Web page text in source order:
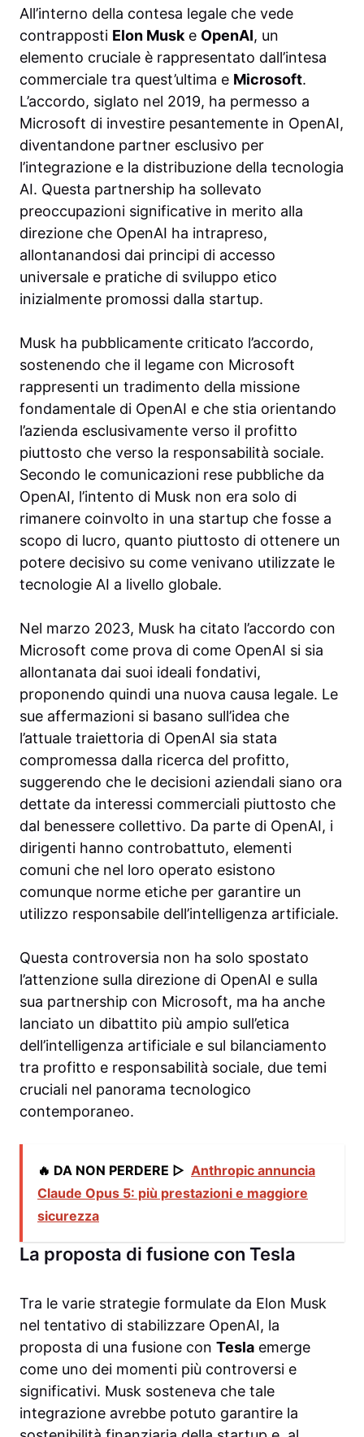
All’interno della contesa legale che vede
contrapposti Elon Musk e OpenAI, un
elemento cruciale è rappresentato dall’intesa
commerciale tra quest’ultima e Microsoft.
L’accordo, siglato nel 2019, ha permesso a
Microsoft di investire pesantemente in OpenAI,
diventandone partner esclusivo per
l’integrazione e la distribuzione della tecnologia
AI. Questa partnership ha sollevato
preoccupazioni significative in merito alla
direzione che OpenAI ha intrapreso,
allontanandosi dai principi di accesso
universale e pratiche di sviluppo etico
inizialmente promossi dalla startup.
Musk ha pubblicamente criticato l’accordo,
sostenendo che il legame con Microsoft
rappresenti un tradimento della missione
fondamentale di OpenAI e che stia orientando
l’azienda esclusivamente verso il profitto
piuttosto che verso la responsabilità sociale.
Secondo le comunicazioni rese pubbliche da
OpenAI, l’intento di Musk non era solo di
rimanere coinvolto in una startup che fosse a
scopo di lucro, quanto piuttosto di ottenere un
potere decisivo su come venivano utilizzate le
tecnologie AI a livello globale.
Nel marzo 2023, Musk ha citato l’accordo con
Microsoft come prova di come OpenAI si sia
allontanata dai suoi ideali fondativi,
proponendo quindi una nuova causa legale. Le
sue affermazioni si basano sull’idea che
l’attuale traiettoria di OpenAI sia stata
compromessa dalla ricerca del profitto,
suggerendo che le decisioni aziendali siano ora
dettate da interessi commerciali piuttosto che
dal benessere collettivo. Da parte di OpenAI, i
dirigenti hanno controbattuto, elementi
comuni che nel loro operato esistono
comunque norme etiche per garantire un
utilizzo responsabile dell’intelligenza artificiale.
Questa controversia non ha solo spostato
l’attenzione sulla direzione di OpenAI e sulla
sua partnership con Microsoft, ma ha anche
lanciato un dibattito più ampio sull’etica
dell’intelligenza artificiale e sul bilanciamento
tra profitto e responsabilità sociale, due temi
cruciali nel panorama tecnologico
contemporaneo.
🔥 DA NON PERDERE ▷ Anthropic annuncia
Claude Opus 5: più prestazioni e maggiore
sicurezza
La proposta di fusione con Tesla
Tra le varie strategie formulate da Elon Musk
nel tentativo di stabilizzare OpenAI, la
proposta di una fusione con Tesla emerge
come uno dei momenti più controversi e
significativi. Musk sosteneva che tale
integrazione avrebbe potuto garantire la